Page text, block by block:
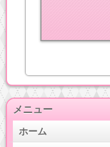
メニュー
ホーム